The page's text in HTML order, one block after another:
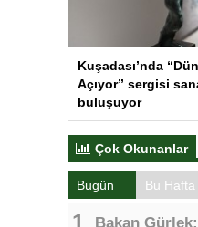
Kuşadası’nda
Açıyor” sergisi
buluşuyor
Çok Okunanlar
Bugün Bu Hafta
Bakan